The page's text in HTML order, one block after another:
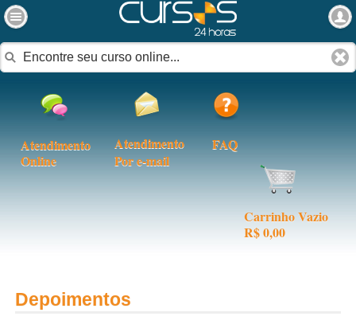
Atendimento
Online
Atendimento
Por e-mail
FAQ
Carrinho Vazio
R$ 0,00
Depoimentos